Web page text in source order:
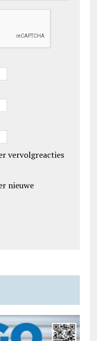
vervolgreacties
nieuwe